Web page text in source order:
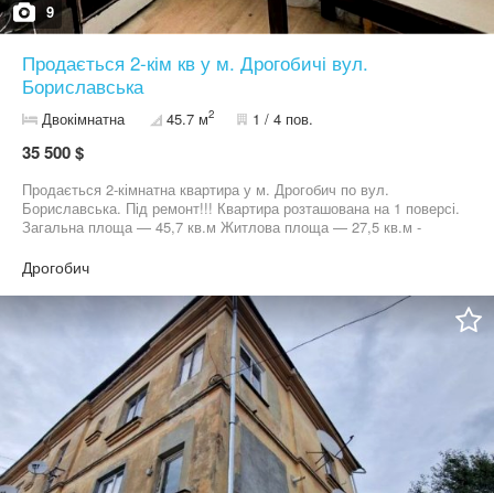
9
Продається 2-кім кв у м. Дрогобичі вул.
Бориславська
Двокімнатна 45.7 м2 1 / 4 пов.
35 500 $
Продається 2-кімнатна квартира у м. Дрогобич по вул.
Бориславська. Під ремонт!!! Квартира розташована на 1 поверсі.
Загальна площа — 45,7 кв.м Житлова площа — 27,5 кв.м -
Встановлені металопластикові вікна Квартира під ремонт —
чудова можливість зробити житло повністю під себе. Зручний
район, хороша локація.
Дрогобич